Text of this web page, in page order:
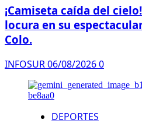
¡Camiseta caída del
locura en su
Colo.
INFOSUR06/08/20260
DEPORTES